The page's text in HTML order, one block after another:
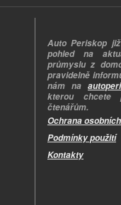
Auto Periskop
pohled na
průmyslu z
pravidelně
nám na
kterou chcete
čtenářům.
Ochrana
Podmínky použití
Kontakty